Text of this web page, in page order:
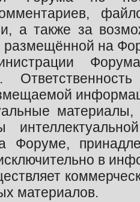
а также за
размещённой на
Форуме,
в
материалов.